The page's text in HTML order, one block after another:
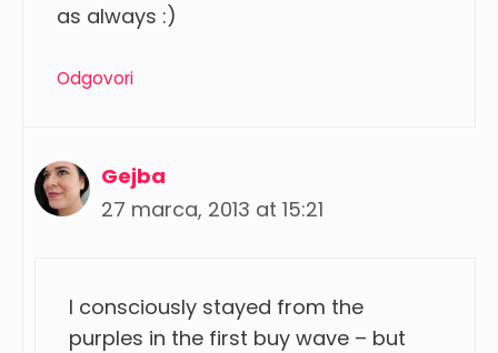
as always :)
Odgovori
Gejba
27 marca, 2013 at 15:21
I consciously stayed from the
purples in the first buy wave – but